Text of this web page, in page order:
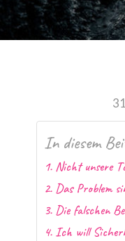
In diesem
Nicht unsere
Das Problem
Die falschen
Ich will